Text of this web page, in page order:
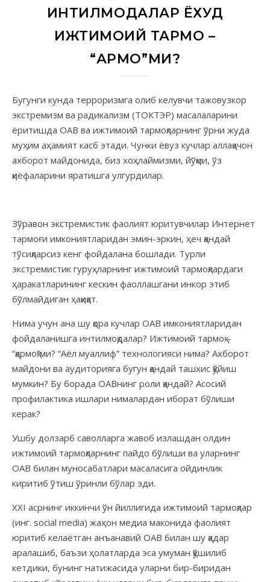
ИНТИЛМОҚДАЛАР ЁХУД
ИЖТИМОИЙ ТАРМОҚ –
“ҚАРМОҚ”МИ?
Бугунги кунда терроризмга олиб келувчи тажовузкор
экстремизм ва радикализм (ТОКТЭР) масалаларини
ёритишда ОАВ ва ижтимоий тармоқларнинг ўрни жуда
муҳим аҳамият касб этади. Чунки ёвуз кучлар аллақачон
ахборот майдонида, биз хоҳлаймизми, йўқми, ўз
қиёфаларини яратишга улгурдилар.
Зўравон экстремистик фаолият юритувчилар Интернет
тармоғи имкониятларидан эмин-эркин, ҳеч қандай
тўсиқларсиз кенг фойдалана бошлади. Турли
экстремистик гуруҳларнинг ижтимоий тармоқлардаги
ҳаракатларининг кескин фаоллашгани инкор этиб
бўлмайдиган ҳақиқат.
Нима учун ана шу қора кучлар ОАВ имкониятларидан
фойдаланишга интилмоқдалар? Ижтимоий тармоқ –
“қармоқ”ми? “Аёл муаллиф” технологияси нима? Ахборот
майдони ва аудиторияга бугун қандай ташхис қўйиш
мумкин? Бу борада ОАВнинг роли қандай? Асосий
профилактика ишлари нималардан иборат бўлиши
керак?
Ушбу долзарб саволларга жавоб излашдан олдин
ижтимоий тармоқларнинг пайдо бўлиши ва уларнинг
ОАВ билан муносабатлари масаласига ойдинлик
киритиб ўтиш ўринли бўлар эди.
XXI асрнинг иккинчи ўн йиллигида ижтимоий тармоқлар
(инг. social media) жаҳон медиа маконида фаолият
юритиб келаётган анъанавий ОАВ билан шу қадар
аралашиб, баъзи ҳолатларда эса умуман қўшилиб
кетдики, бунинг натижасида уларни бир-биридан